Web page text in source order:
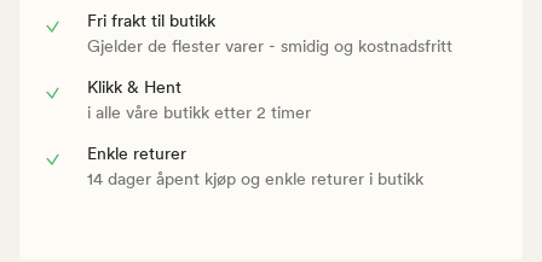
Fri frakt til butikk
Gjelder de flester varer - smidig og kostnadsfritt
Klikk & Hent
i alle våre butikk etter 2 timer
Enkle returer
14 dager åpent kjøp og enkle returer i butikk